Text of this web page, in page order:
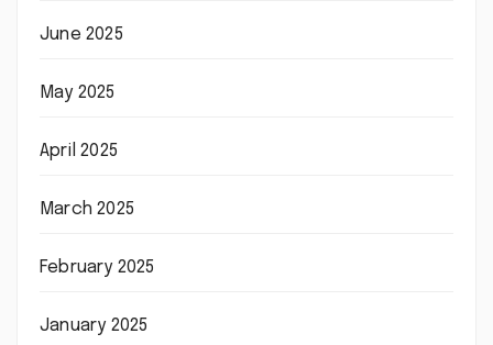
June 2025
May 2025
April 2025
March 2025
February 2025
January 2025